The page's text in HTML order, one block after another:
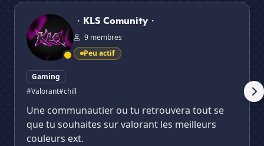
・KLS Comunity・
・KLS Comunity・
9 membres
Peu actif
Gaming
#Valorant#chill
Une communautier ou tu retrouvera tout se
que tu souhaites sur valorant les meilleurs
couleurs ext.